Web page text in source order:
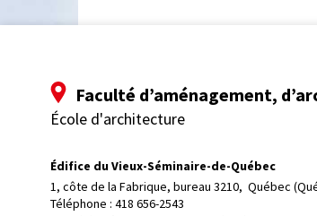
Faculté d’aménagement,
École d'architecture
Édifice du Vieux-Séminaire-de-Québec
1, côte de la Fabrique, bureau 3210, Québec
Téléphone : 418 656-2543